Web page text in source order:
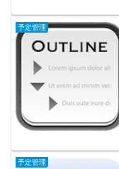
予定管理
予定管理